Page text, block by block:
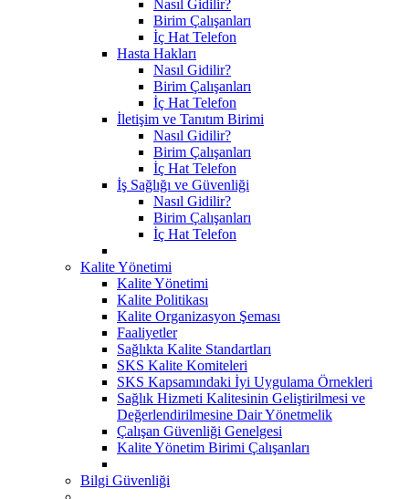
Nasıl Gidilir?
Birim Çalışanları
İç Hat Telefon
Hasta Hakları
Nasıl Gidilir?
Birim Çalışanları
İç Hat Telefon
İletişim ve Tanıtım Birimi
Nasıl Gidilir?
Birim Çalışanları
İç Hat Telefon
İş Sağlığı ve Güvenliği
Nasıl Gidilir?
Birim Çalışanları
İç Hat Telefon
Kalite Yönetimi
Kalite Yönetimi
Kalite Politikası
Kalite Organizasyon Şeması
Faaliyetler
Sağlıkta Kalite Standartları
SKS Kalite Komiteleri
SKS Kapsamındaki İyi Uygulama Örnekleri
Sağlık Hizmeti Kalitesinin Geliştirilmesi ve
Değerlendirilmesine Dair Yönetmelik
Çalışan Güvenliği Genelgesi
Kalite Yönetim Birimi Çalışanları
Bilgi Güvenliği